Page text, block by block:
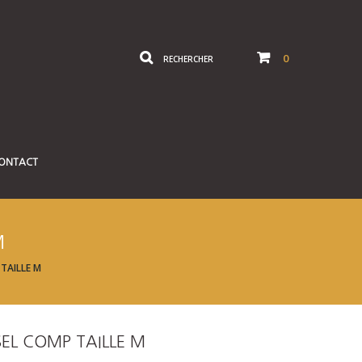
0
RECHERCHER
M
COMP TAILLE M